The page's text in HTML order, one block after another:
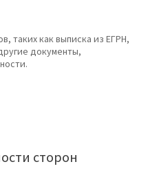
таких как выписка из ЕГРН,
документы,
сторон